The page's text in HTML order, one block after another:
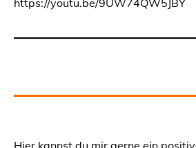
Hier kannst du mir gerne ein